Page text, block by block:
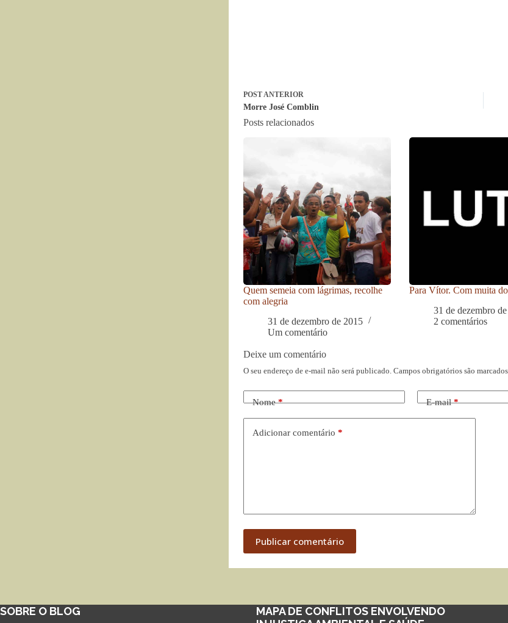
POSTANTERIOR
Morre José Comblin
Posts relacionados
Quem semeia com lágrimas, recolhe
com alegria
31 de dezembro de 2015
Um comentário
Para Vítor. Com muita
31 de dezembro
2 comentários
Deixe um comentário
O seu endereço de e-mail não será publicado. Campos obrigatórios são
Nome* E-mail*
Adicionar comentário *
Publicar comentário
SOBRE O BLOG
MAPA DE CONFLITOS ENVOLVENDO